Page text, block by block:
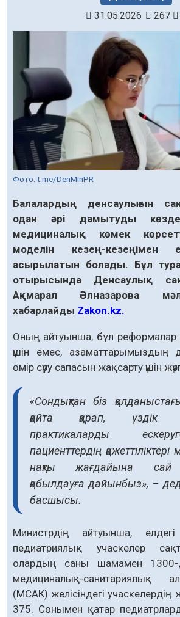
31.05.2026 267
Фото: t.me/DenMinPR
Балалардың денсаулығын
одан әрі дамытуды
медициналық көмек
моделін кезең-кезеңімен
асырылатын болады. Бұл
отырысында Денсаулық
Ақмарал Әлназарова
хабарлайды Zakon.kz.
Оның айтуынша, бұл реформалар
үшін емес, азаматтарымыздың
өмір сүру сапасын жақсарту үшін
«Сондықтан біз
қайта қарап, үздік
практикаларды
пациенттердің қажеттіліктері
нақты жағдайына сай
қабылдауға дайынбыз», –
басшысы.
Министрдің айтуынша,
педиатриялық учаскелер
олардың саны шамамен 1300-
медициналық-санитариялық
(МСАК) желісіндегі
375. Сонымен қатар